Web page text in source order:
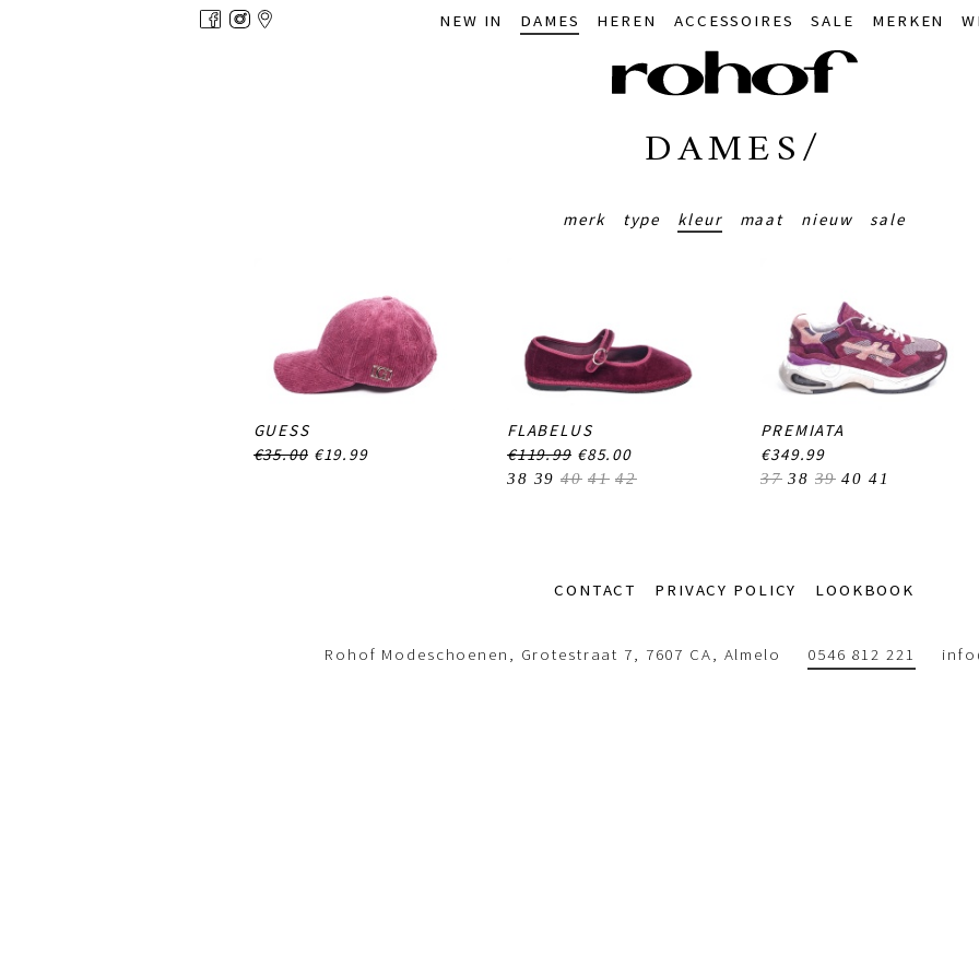
NEW IN DAMES HEREN ACCESSOIRES SALE MERKEN
DAMES/
merk type kleur maat nieuw sale
GUESS
€35.00 €19.99
FLABELUS
€119.99 €85.00
38 39 40 41 42
PREMIATA
€349.99
37 38 39 40 41
CONTACT PRIVACY POLICY LOOKBOOK
Rohof Modeschoenen, Grotestraat 7, 7607 CA, Almelo 0546 812 221